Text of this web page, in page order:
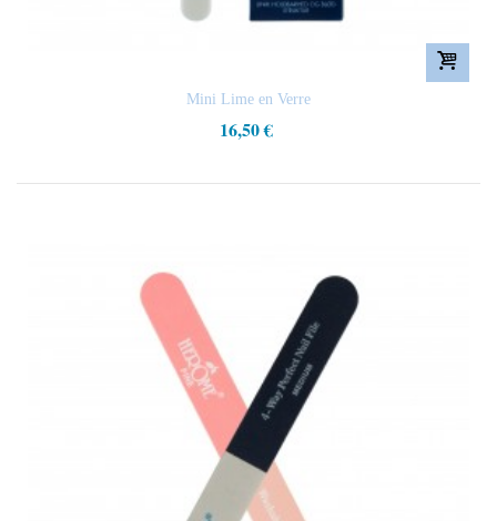
Mini Lime en Verre
16,50 €